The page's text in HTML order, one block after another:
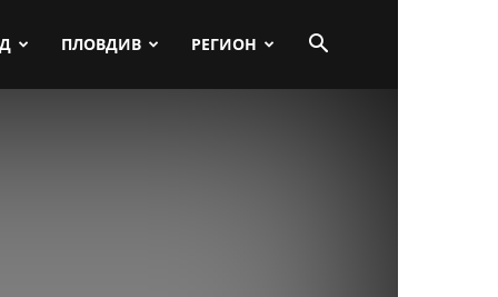
ПЛОВДИВ РЕГИОН